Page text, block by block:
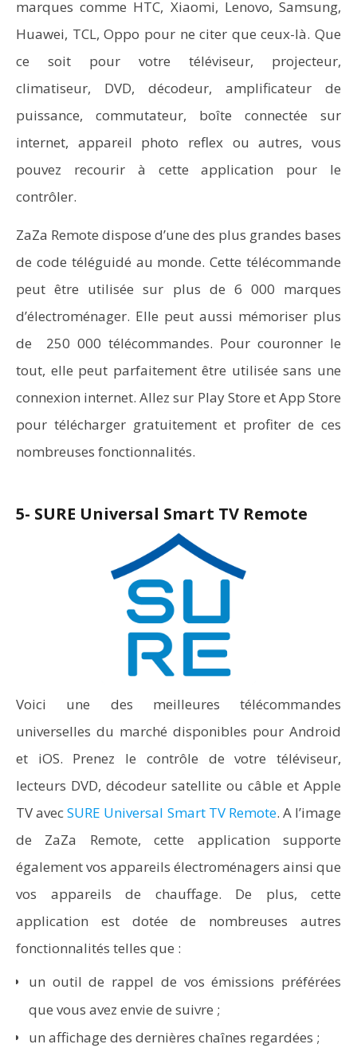
marques comme HTC, Xiaomi, Lenovo, Samsung,
Huawei, TCL, Oppo pour ne citer que ceux-là. Que
ce soit pour votre téléviseur, projecteur,
climatiseur, DVD, décodeur, amplificateur de
puissance, commutateur, boîte connectée sur
internet, appareil photo reflex ou autres, vous
pouvez recourir à cette application pour le
contrôler.
ZaZa Remote dispose d’une des plus grandes bases
de code téléguidé au monde. Cette télécommande
peut être utilisée sur plus de 6 000 marques
d’électroménager. Elle peut aussi mémoriser plus
de 250 000 télécommandes. Pour couronner le
tout, elle peut parfaitement être utilisée sans une
connexion internet. Allez sur Play Store et App Store
pour télécharger gratuitement et profiter de ces
nombreuses fonctionnalités.
5- SURE Universal Smart TV Remote
Voici une des meilleures télécommandes
universelles du marché disponibles pour Android
et iOS. Prenez le contrôle de votre téléviseur,
lecteurs DVD, décodeur satellite ou câble et Apple
TV avecSURE Universal Smart TV Remote. A l’image
de ZaZa Remote, cette application supporte
également vos appareils électroménagers ainsi que
vos appareils de chauffage. De plus, cette
application est dotée de nombreuses autres
fonctionnalités telles que :
un outil de rappel de vos émissions préférées
que vous avez envie de suivre ;
un affichage des dernières chaînes regardées ;